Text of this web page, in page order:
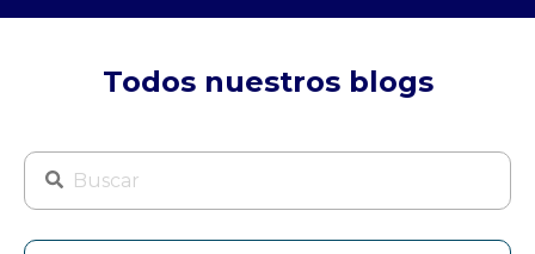
Todos nuestros blogs